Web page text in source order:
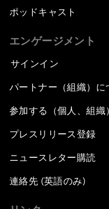
ポッドキャスト
エンゲージメント
サインイン
パートナー（組織）に
参加する（個人、組織）
プレスリリース登録
ニュースレター購読
連絡先 (英語のみ)